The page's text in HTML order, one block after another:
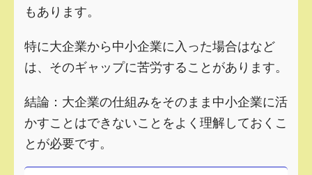
もあります。
特に大企業から中小企業に入った場合はなど
は、そのギャップに苦労することがあります。
結論：大企業の仕組みをそのまま中小企業に活
かすことはできないことをよく理解しておくこ
とが必要です。